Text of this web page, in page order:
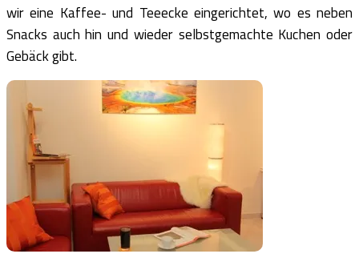
wir eine Kaffee- und Teeecke eingerichtet, wo es neben
Snacks auch hin und wieder selbstgemachte Kuchen oder
Gebäck gibt.